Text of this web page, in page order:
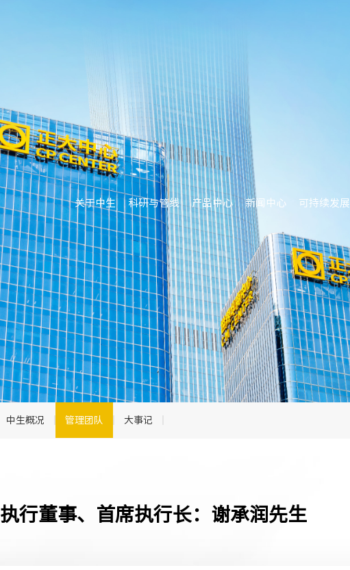
关于中生 科研与管线 产品中心 新闻中心 可持续发展
中生概况 管理团队 大事记
执行董事、首席执行长：谢承润先生